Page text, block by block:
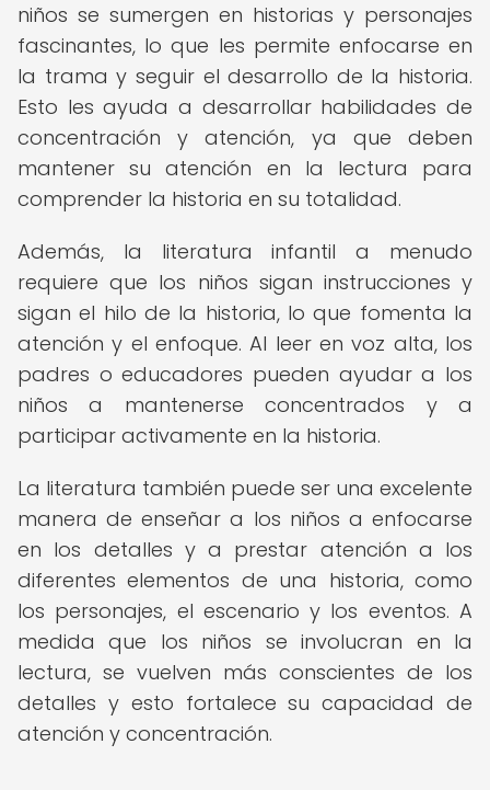
niños se sumergen en historias y personajes
fascinantes, lo que les permite enfocarse en
la trama y seguir el desarrollo de la historia.
Esto les ayuda a desarrollar habilidades de
concentración y atención, ya que deben
mantener su atención en la lectura para
comprender la historia en su totalidad.
Además, la literatura infantil a menudo
requiere que los niños sigan instrucciones y
sigan el hilo de la historia, lo que fomenta la
atención y el enfoque. Al leer en voz alta, los
padres o educadores pueden ayudar a los
niños a mantenerse concentrados y a
participar activamente en la historia.
La literatura también puede ser una excelente
manera de enseñar a los niños a enfocarse
en los detalles y a prestar atención a los
diferentes elementos de una historia, como
los personajes, el escenario y los eventos. A
medida que los niños se involucran en la
lectura, se vuelven más conscientes de los
detalles y esto fortalece su capacidad de
atención y concentración.